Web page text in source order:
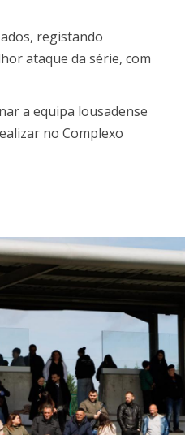
registando
ataque da série, com
a equipa lousadense
no Complexo